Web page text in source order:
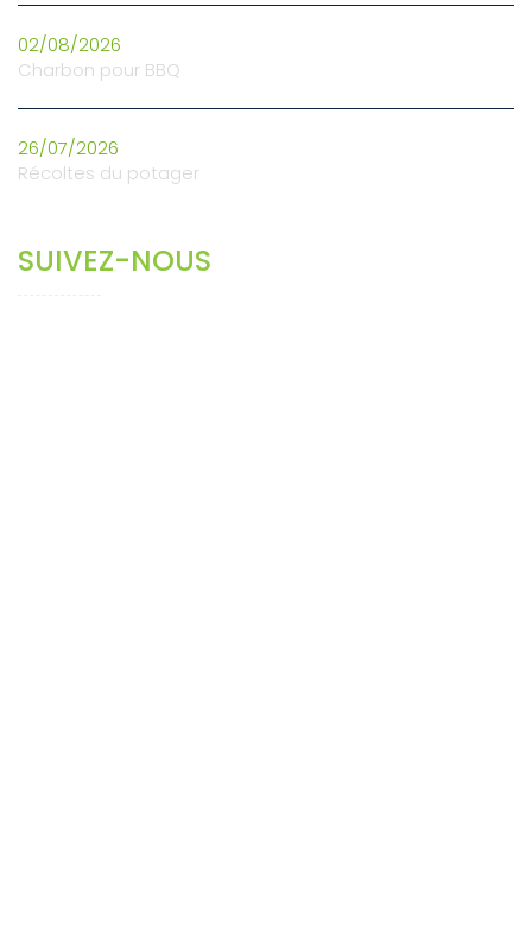
02/08/2026
Charbon pour BBQ
26/07/2026
Récoltes du potager
SUIVEZ-NOUS